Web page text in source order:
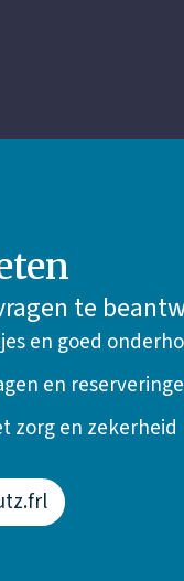
te
en goed
en
zorg en zekerheid